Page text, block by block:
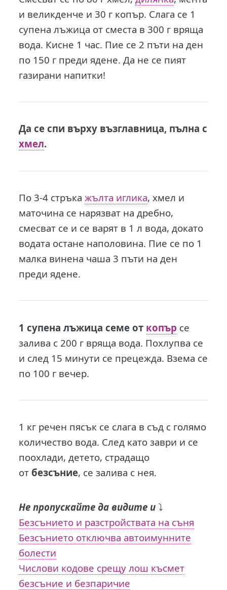
и великденче и 30 г копър. Слага се 1
супена лъжица от сместа в 300 г вряща
вода. Кисне 1 час. Пие се 2 пъти на ден
по 150 г преди ядене. Да не се пият
газирани напитки!
Да се спи върху възглавница, пълна с
хмел.
По 3-4 стръкажълта иглика, хмел и
маточина се нарязват на дребно,
смесват се и се варят в 1 л вода, докато
водата остане наполовина. Пие се по 1
малка винена чаша 3 пъти на ден
преди ядене.
1 супена лъжица семе от копър се
залива с 200 г вряща вода. Похлупва се
и след 15 минути се прецежда. Взема се
по 100 г вечер.
1 кг речен пясък се слага в съд с голямо
количество вода. След като заври и се
поохлади, детето, страдащо
отбезсъние, се залива с нея.
Не пропускайте да видите и ⤵️
Безсънието и разстройствата на съня
Безсънието отключва автоимунните
болести
Числови кодове срещу лош късмет
безсъние и безпаричие